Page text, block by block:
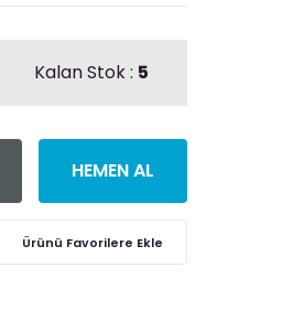
Kalan Stok : 5
HEMEN AL